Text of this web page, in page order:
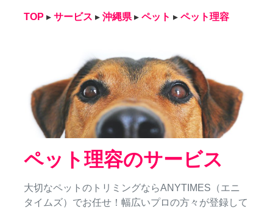
TOP ▸ サービス ▸ 沖縄県 ▸ ペット ▸ ペット理容
ペット理容のサービス
大切なペットのトリミングならANYTIMES（エニ
タイムズ）でお任せ！幅広いプロの方々が登録して